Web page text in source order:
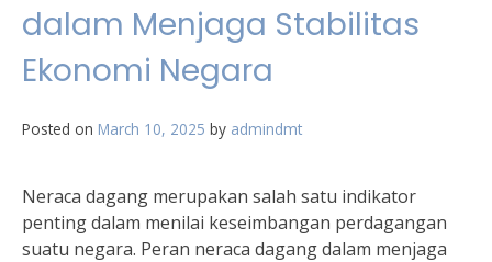
dalam Menjaga Stabilitas
Ekonomi Negara
Posted on March 10, 2025 by admindmt
Neraca dagang merupakan salah satu indikator
penting dalam menilai keseimbangan perdagangan
suatu negara. Peran neraca dagang dalam menjaga